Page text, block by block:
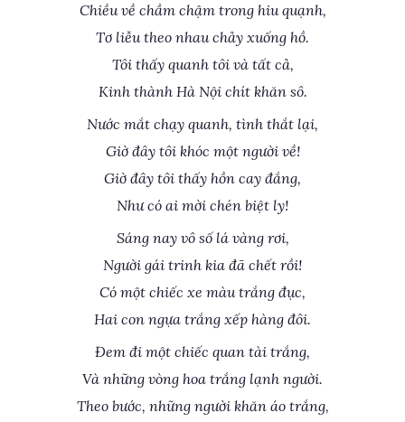
Chiều về chầm chậm trong hiu quạnh,
Tơ liễu theo nhau chảy xuống hồ.
Tôi thấy quanh tôi và tất cả,
Kinh thành Hà Nội chít khăn sô.
Nước mắt chạy quanh, tình thắt lại,
Giờ đây tôi khóc một người về!
Giờ đây tôi thấy hồn cay đắng,
Như có ai mời chén biệt ly!
Sáng nay vô số lá vàng rơi,
Người gái trinh kia đã chết rồi!
Có một chiếc xe màu trắng đục,
Hai con ngựa trắng xếp hàng đôi.
Đem đi một chiếc quan tài trắng,
Và những vòng hoa trắng lạnh người.
Theo bước, những người khăn áo trắng,